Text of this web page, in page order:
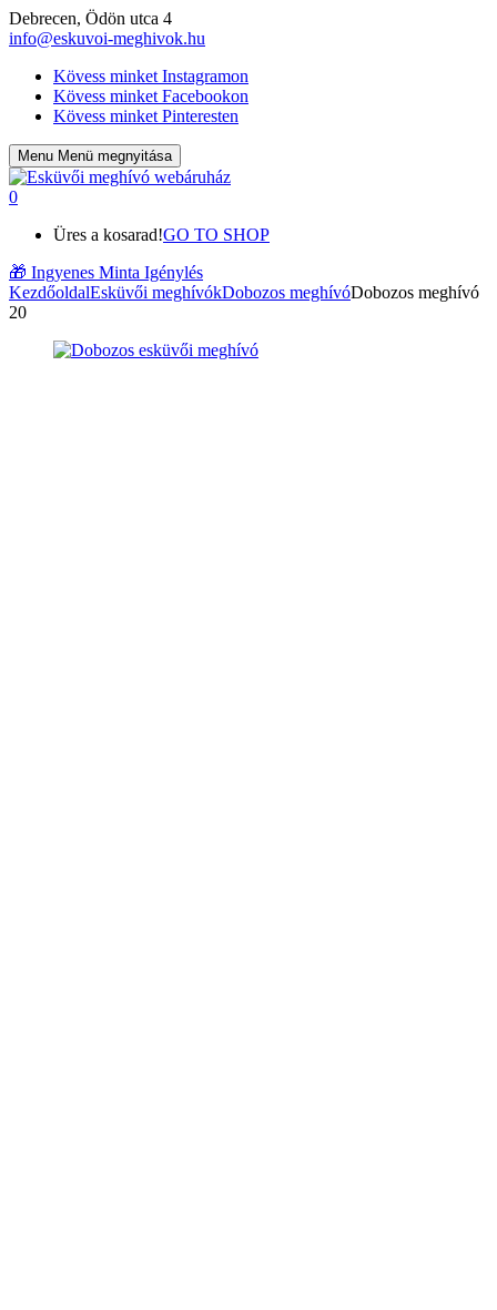
Debrecen, Ödön utca 4
info@eskuvoi-meghivok.hu
Kövess minket Instagramon
Kövess minket Facebookon
Kövess minket Pinteresten
Menu Menü megnyitása
0
Üres a kosarad!GO TO SHOP
🎁 Ingyenes Minta Igénylés
KezdőoldalEsküvői meghívókDobozos meghívóDobozos meghívó
20